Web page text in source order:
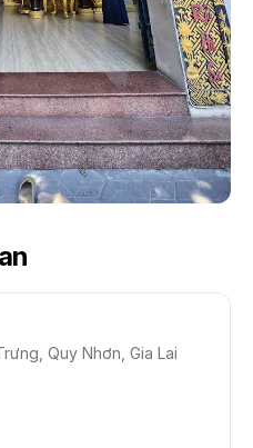
Quy Nhơn, Gia Lai